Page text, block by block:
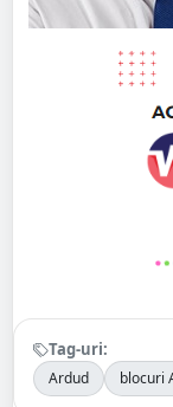
Tag-uri:
Ardud blocuri